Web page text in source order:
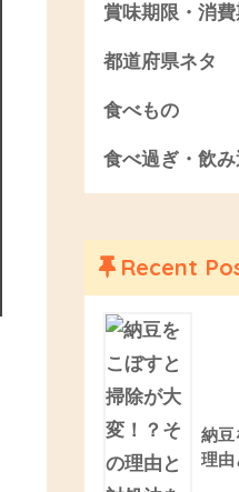
賞味期限・消
都道府県ネタ
食べもの
食べ過ぎ・飲
Recent
納豆
理由